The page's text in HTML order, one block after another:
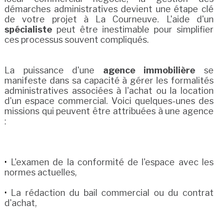
démarches administratives devient une étape clé
de votre projet à La Courneuve. L'aide d'un
spécialistepeut être inestimable pour simplifier
ces processus souvent compliqués.
La puissance d'une agence immobilière se
manifeste dans sa capacité à gérer les formalités
administratives associées à l'achat ou la location
d'un espace commercial. Voici quelques-unes des
missions qui peuvent être attribuées à une agence
:
L'examen de la conformité de l'espace avec les
normes actuelles,
La rédaction du bail commercial ou du contrat
d'achat,